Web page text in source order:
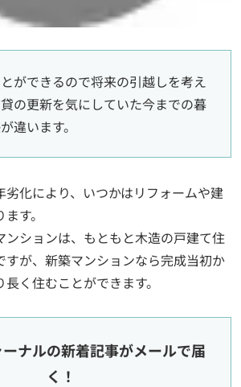
ができるので将来の引越しを考え
の更新を気にしていた今までの暮
違います。
劣化により、いつかはリフォームや建
す。
ンションは、もともと木造の戸建て住
すが、新築マンションなら完成当初か
く住むことができます。
ナルの新着記事がメールで届
く！